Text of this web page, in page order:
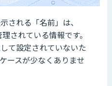
される「名前」は、
されている情報です。
て設定されていないた
ースが少なくありませ